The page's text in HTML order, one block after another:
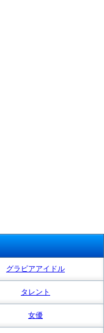
グラビアアイドル
タレント
女優